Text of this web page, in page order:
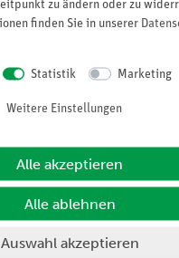
Nach oben
Übersicht
Beratung &
zu ändern oder zu
finden Sie in unserer
Statistik Marketing
Weitere Einstellungen
Alle akzeptieren
Alle ablehnen
Auswahl akzeptieren